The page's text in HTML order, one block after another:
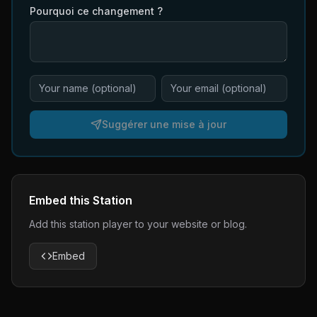
Pourquoi ce changement ?
Suggérer une mise à jour
Embed this Station
Add this station player to your website or blog.
Embed